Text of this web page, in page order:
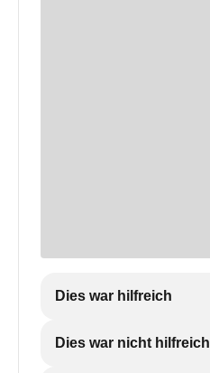
Dies war hilfreich
Dies war nicht hilfreich